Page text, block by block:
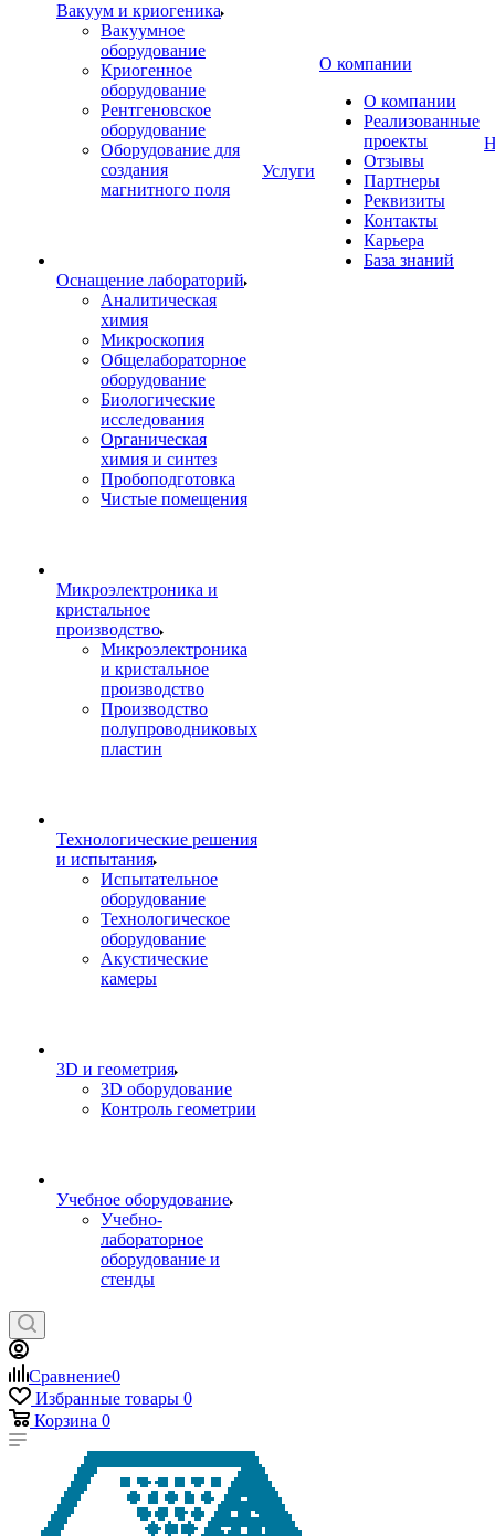
Вакуум и криогеника
Вакуумное
оборудование
Криогенное
оборудование
Рентгеновское
оборудование
Оборудование для
создания
магнитного поля
Оснащение лабораторий
Аналитическая
химия
Микроскопия
Общелабораторное
оборудование
Биологические
исследования
Органическая
химия и синтез
Пробоподготовка
Чистые помещения
Микроэлектроника и
кристальное
производство
Микроэлектроника
и кристальное
производство
Производство
полупроводниковых
пластин
Технологические решения
и испытания
Испытательное
оборудование
Технологическое
оборудование
Акустические
камеры
3D и геометрия
3D оборудование
Контроль геометрии
Учебное оборудование
Учебно-
лабораторное
оборудование и
стенды
Услуги
О компании
О компании
Реализованные
проекты
Отзывы
Партнеры
Реквизиты
Контакты
Карьера
База знаний
Сравнение0
Избранные товары 0
Корзина 0